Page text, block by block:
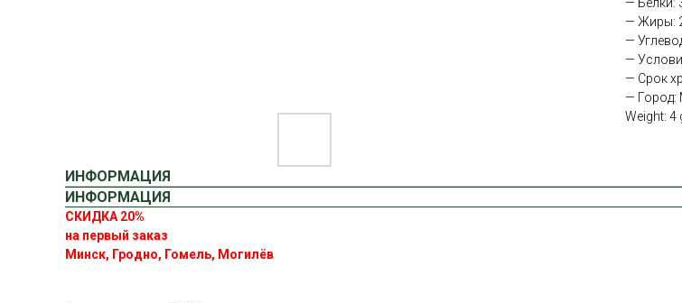
— Белки:
— Жиры:
—
—
— Срок
— Город:
Weight: 4
ИНФОРМАЦИЯ
ИНФОРМАЦИЯ
СКИДКА 20%
на первый заказ
Минск, Гродно, Гомель, Могилёв